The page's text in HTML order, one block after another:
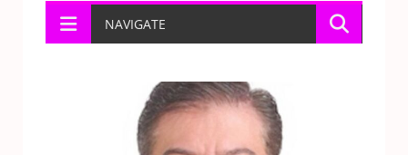
NAVIGATE